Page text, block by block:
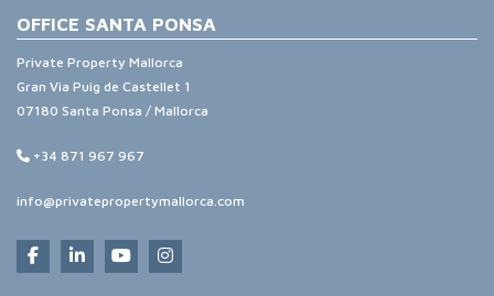
OFFICE SANTA PONSA
Private Property Mallorca
Gran Via Puig de Castellet 1
07180 Santa Ponsa / Mallorca
+34 871 967 967
info@privatepropertymallorca.com